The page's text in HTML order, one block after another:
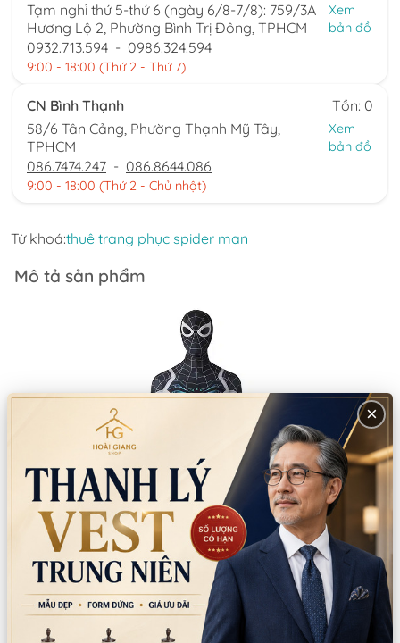
Tạm nghỉ thứ 5-thứ 6 (ngày 6/8-7/8): 759/3A
Hương Lộ 2, Phường Bình Trị Đông, TPHCM
Xem
bản đồ
0932.713.594 - 0986.324.594
9:00 - 18:00 (Thứ 2 - Thứ 7)
CN Bình Thạnh
Tồn: 0
58/6 Tân Cảng, Phường Thạnh Mỹ Tây,
TPHCM
Xem
bản đồ
086.7474.247 - 086.8644.086
9:00 - 18:00 (Thứ 2 - Chủ nhật)
Từ khoá:thuê trang phục spider man
Mô tả sản phẩm
×